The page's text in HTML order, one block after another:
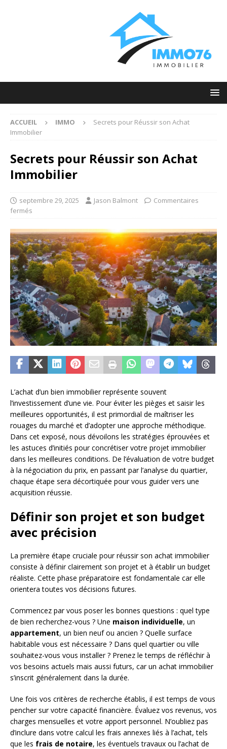
ACCUEIL IMMO
Secrets pour Réussir son Achat
Immobilier
Secrets pour Réussir son Achat
Immobilier
septembre 29, 2025 Jason Balmont
Commentaires
fermés
L’achat d’un bien immobilier représente souvent
l’investissement d’une vie. Pour éviter les pièges et saisir les
meilleures opportunités, il est primordial de maîtriser les
rouages du marché et d’adopter une approche méthodique.
Dans cet exposé, nous dévoilons les stratégies éprouvées et
les astuces d’initiés pour concrétiser votre projet immobilier
dans les meilleures conditions. De l’évaluation de votre budget
à la négociation du prix, en passant par l’analyse du quartier,
chaque étape sera décortiquée pour vous guider vers une
acquisition réussie.
Définir son projet et son budget
avec précision
La première étape cruciale pour réussir son achat immobilier
consiste à définir clairement son projet et à établir un budget
réaliste. Cette phase préparatoire est fondamentale car elle
orientera toutes vos décisions futures.
Commencez par vous poser les bonnes questions : quel type
de bien recherchez-vous ? Une maison individuelle, un
appartement, un bien neuf ou ancien ? Quelle surface
habitable vous est nécessaire ? Dans quel quartier ou ville
souhaitez-vous vous installer ? Prenez le temps de réfléchir à
vos besoins actuels mais aussi futurs, car un achat immobilier
s’inscrit généralement dans la durée.
Une fois vos critères de recherche établis, il est temps de vous
pencher sur votre capacité financière. Évaluez vos revenus, vos
charges mensuelles et votre apport personnel. N’oubliez pas
d’inclure dans votre calcul les frais annexes liés à l’achat, tels
que les frais de notaire, les éventuels travaux ou l’achat de